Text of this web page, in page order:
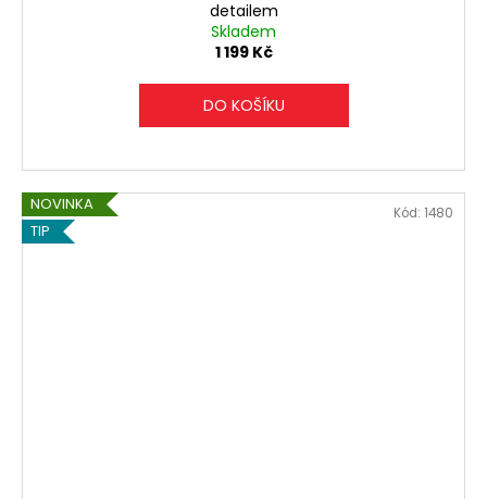
detailem
Skladem
1 199 Kč
DO KOŠÍKU
NOVINKA
TIP
Kód: 1480